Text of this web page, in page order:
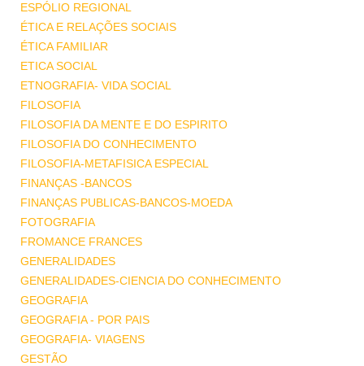
ESPÓLIO REGIONAL
ÉTICA E RELAÇÕES SOCIAIS
ÉTICA FAMILIAR
ETICA SOCIAL
ETNOGRAFIA- VIDA SOCIAL
FILOSOFIA
FILOSOFIA DA MENTE E DO ESPIRITO
FILOSOFIA DO CONHECIMENTO
FILOSOFIA-METAFISICA ESPECIAL
FINANÇAS -BANCOS
FINANÇAS PUBLICAS-BANCOS-MOEDA
FOTOGRAFIA
FROMANCE FRANCES
GENERALIDADES
GENERALIDADES-CIENCIA DO CONHECIMENTO
GEOGRAFIA
GEOGRAFIA - POR PAIS
GEOGRAFIA- VIAGENS
GESTÃO